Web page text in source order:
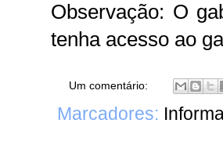
Observação: O
tenha acesso ao
Um comentário:
Marcadores: